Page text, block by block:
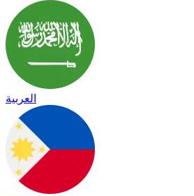
العربية